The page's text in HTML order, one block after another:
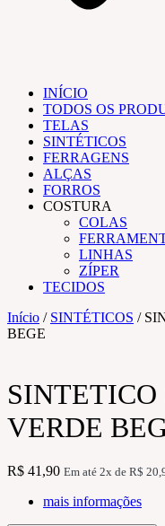
INÍCIO
TODOS OS
TELAS
SINTÉTICOS
FERRAGENS
ALÇAS
FORROS
COSTURA
COLAS
LINHAS
ZÍPER
TECIDOS
Início / SINTÉTICOS /
BEGE
SINTETICO
VERDE
R$ 41,90 Em até 2x de R$
mais informações